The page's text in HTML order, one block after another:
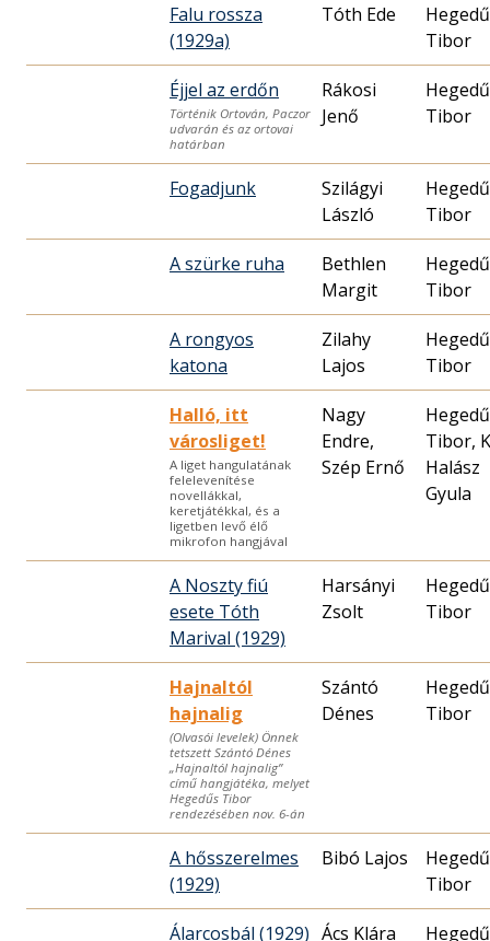
Falu rossza
(1929a)
Tóth Ede
Tibor
Éjjel az erdőn
Történik Ortován, Paczor
udvarán és az ortovai
határban
Rákosi
Jenő
Tibor
Fogadjunk
Szilágyi
László
Tibor
A szürke ruha
Bethlen
Margit
Tibor
A rongyos
katona
Zilahy
Lajos
Tibor
Halló, itt
városliget!
A liget hangulatának
felelevenítése
novellákkal,
keretjátékkal, és a
ligetben levő élő
mikrofon hangjával
Nagy
Endre,
Szép Ernő
Tibor,
Halász
Gyula
A Noszty fiú
esete Tóth
Marival (1929)
Harsányi
Zsolt
Tibor
Hajnaltól
hajnalig
(Olvasói levelek) Önnek
tetszett Szántó Dénes
„Hajnaltól hajnalig”
című hangjátéka, melyet
Hegedűs Tibor
rendezésében nov. 6-án
Szántó
Dénes
Tibor
A hősszerelmes
(1929)
Bibó Lajos
Tibor
Álarcosbál (1929) Ács Klára